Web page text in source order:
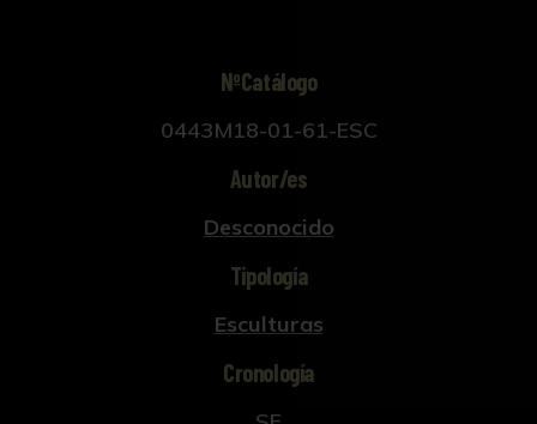
NºCatálogo
0443M18-01-61-ESC
Autor/es
Desconocido
Tipología
Esculturas
Cronología